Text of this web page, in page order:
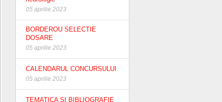
05 aprilie 2023
BORDEROU SELECTIE
DOSARE
05 aprilie 2023
CALENDARUL CONCURSULUI
05 aprilie 2023
TEMATICA SI BIBLIOGRAFIE